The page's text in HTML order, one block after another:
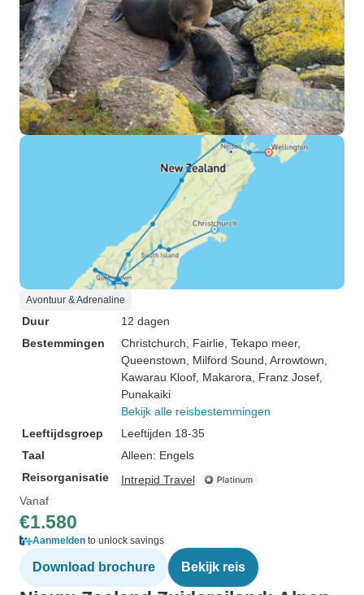
Avontuur & Adrenaline
Duur
12 dagen
Bestemmingen
Christchurch , Fairlie , Tekapo meer,
Queenstown , Milford Sound , Arrowtown
Kawarau Kloof , Makarora , Franz Josef
Punakaiki
Bekijk alle reisbestemmingen
Leeftijdsgroep
Leeftijden 18-35
Taal
Alleen: Engels
Reisorganisatie
Intrepid Travel
Vanaf
€1.580
Aanmelden to unlock savings
Download brochure Bekijk reis